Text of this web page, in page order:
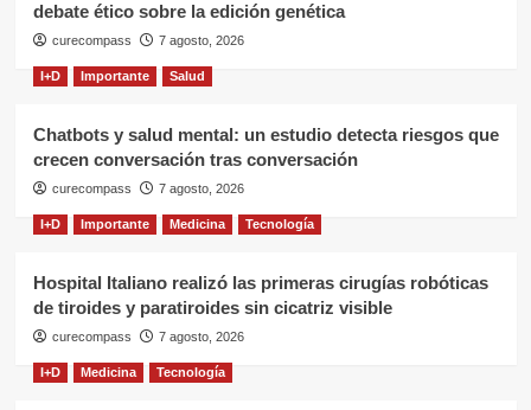
debate ético sobre la edición genética
curecompass 7 agosto, 2026
I+D Importante Salud
Chatbots y salud mental: un estudio detecta riesgos que
crecen conversación tras conversación
curecompass 7 agosto, 2026
I+D Importante Medicina Tecnología
Hospital Italiano realizó las primeras cirugías robóticas
de tiroides y paratiroides sin cicatriz visible
curecompass 7 agosto, 2026
I+D Medicina Tecnología